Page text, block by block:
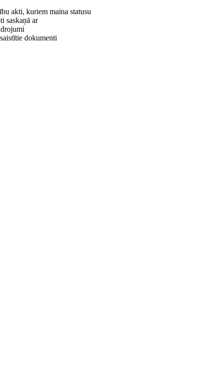
akti, kuriem maina statusu
saskaņā ar
dokumenti